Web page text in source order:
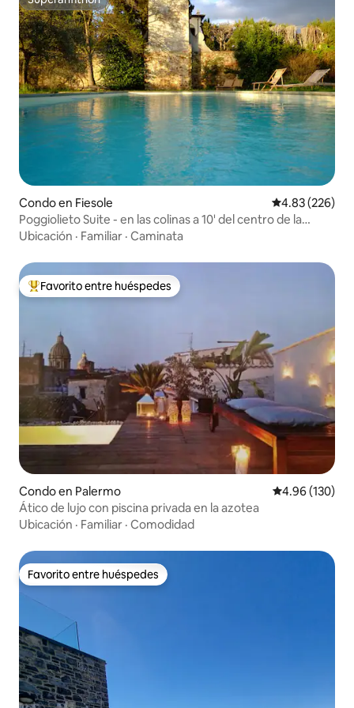
Superanfitrión
Condo en Fiesole Calificación
4.83 (226)
Poggiolieto Suite - en las colinas a 10' del centro de la
ciudad
Ubicación · Familiar · Caminata
Favorito entre huéspedes preferido
Favorito entre huéspedes
Condo en Palermo Calificación
4.96 (130)
Ático de lujo con piscina privada en la azotea
Ubicación · Familiar · Comodidad
Favorito entre huéspedes
Favorito entre huéspedes